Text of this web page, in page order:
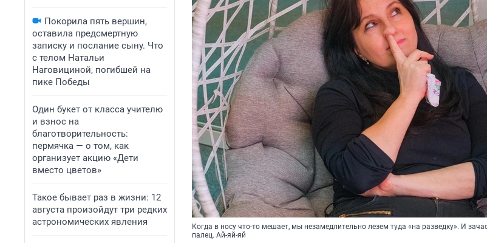
Покорила пять вершин,
оставила предсмертную
записку и послание сыну. Что
с телом Натальи
Наговициной, погибшей на
пике Победы
Один букет от класса учителю
и взнос на
благотворительность:
пермячка — о том, как
организует акцию «Дети
вместо цветов»
Такое бывает раз в жизни: 12
августа произойдут три редких
астрономических явления
Когда в носу что-то мешает, мы незамедлительно лезем туда «на разведку». И
палец. Ай-яй-яй